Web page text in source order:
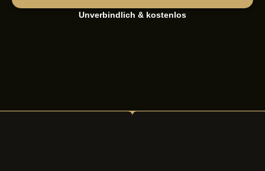
Unverbindlich & kostenlos